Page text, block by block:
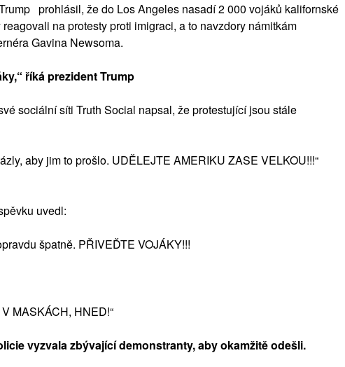
prohlásil, že do Los Angeles nasadí 2 000 vojáků kalifornské
na protesty proti imigraci, a to navzdory námitkám
Gavina Newsoma.
říká prezident Trump
sociální síti Truth Social napsal, že protestující jsou stále
aby jim to prošlo. UDĚLEJTE AMERIKU ZASE VELKOU!!!“
uvedl:
špatně. PŘIVEĎTE VOJÁKY!!!
MASKÁCH, HNED!“
vyzvala zbývající demonstranty, aby okamžitě odešli.